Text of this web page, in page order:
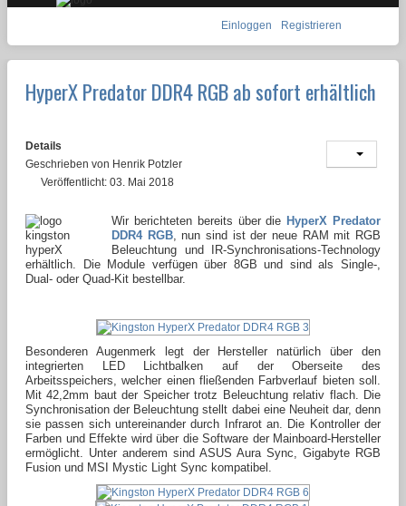
Einloggen Registrieren
HyperX Predator DDR4 RGB ab sofort erhältlich
Details
Geschrieben von Henrik Potzler
Veröffentlicht: 03. Mai 2018
Wir berichteten bereits über die HyperX Predator
DDR4 RGB, nun sind ist der neue RAM mit RGB
Beleuchtung und IR-Synchronisations-Technology
erhältlich. Die Module verfügen über 8GB und sind als Single-,
Dual- oder Quad-Kit bestellbar.
Besonderen Augenmerk legt der Hersteller natürlich über den
integrierten LED Lichtbalken auf der Oberseite des
Arbeitsspeichers, welcher einen fließenden Farbverlauf bieten soll.
Mit 42,2mm baut der Speicher trotz Beleuchtung relativ flach. Die
Synchronisation der Beleuchtung stellt dabei eine Neuheit dar, denn
sie passen sich untereinander durch Infrarot an. Die Kontroller der
Farben und Effekte wird über die Software der Mainboard-Hersteller
ermöglicht. Unter anderem sind ASUS Aura Sync, Gigabyte RGB
Fusion und MSI Mystic Light Sync kompatibel.